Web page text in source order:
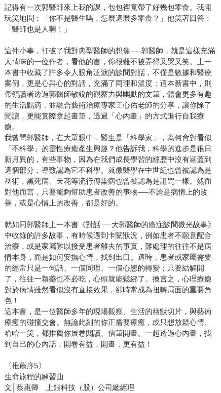
記得有一次郭醫師來上我的課，包包裡竟帶了好幾包零食。我開
玩笑地問：「你不是醫生嗎，怎麼這麼多零食？」他笑著回答：
「醫師也是人啊！」
這件小事，打破了我對典型醫師的想像──郭醫師，就是這樣充滿
人情味的一位作者，看他的書，你很難不被弄得又哭又笑。上一
本書中收藏了許多令人眼角泛淚的診間對話，不僅是數據和醫療
案例，更是心與心的對話，充滿了同理和溫度；這本新書中，則
帶領讀者透過郭醫師敏銳的觀察力與幽默的文筆，體會更多有趣
的生活點滴，並融合藝術治療專家王心佑老師的分享，讓你除了
閱讀，更能實際拿起畫筆，透過「心內畫」的方式進行自我療
癒。
我曾問郭醫師，在大眾眼中，醫生是「科學家」，為何會對看似
「不科學」的靈性療癒產生興趣？他告訴我，科學的進步是很日
新月異的，有些事物，因為在我們成長學習的經歷中沒有涵蓋到
這個部分，導致認為它不科學。就像醫學在中世紀也曾被認為是
巫術，黑死病、天花等流行傳染病也曾被認為是詛咒一樣。然而
對他而言，只要能夠幫助患者改善的事物──不論是病情上的改
善，或是心情上的改善，都是好的。
就如同郭醫師上一本書《對話──大郭醫師的癌症診間微光故事》
中收錄的許多故事，有時候遇到卡關狀況，例如患者不願意配合
治療，或是家屬難以接受患者離去的事實，難處理的往往不是病
情本身，而是如何安撫心情，找到出口。這時，患者或家屬需要
的經常只是一句話、一個同理、一個心態的轉變；只要結解開
了，往往一顆藥也不必吃，心頭就能鬆綁了。換言之，心理療癒
對於病情雖然看似沒有直接效果，卻時常成為扭轉局面的重要角
色！
這本書，是一位醫師多年的現場觀察、生活的幽默切片，與藝術
療癒的碰撞交會。無論此刻的你正需要療癒，或只想放鬆心情、
哈哈一笑，都推薦你展卷閱讀、信筆開畫。一起透過心內畫，找
到自己的心內話，開卷有益，開畫，更有益！
〔推薦序5〕
生命旅程的練習曲
文│蔡惠卿 上銀科技（股）公司總經理